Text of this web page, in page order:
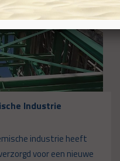
Industrie
industrie heeft
voor een nieuwe